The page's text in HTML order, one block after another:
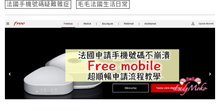
法國手機號碼疑難雜症 毛毛法國生活日常